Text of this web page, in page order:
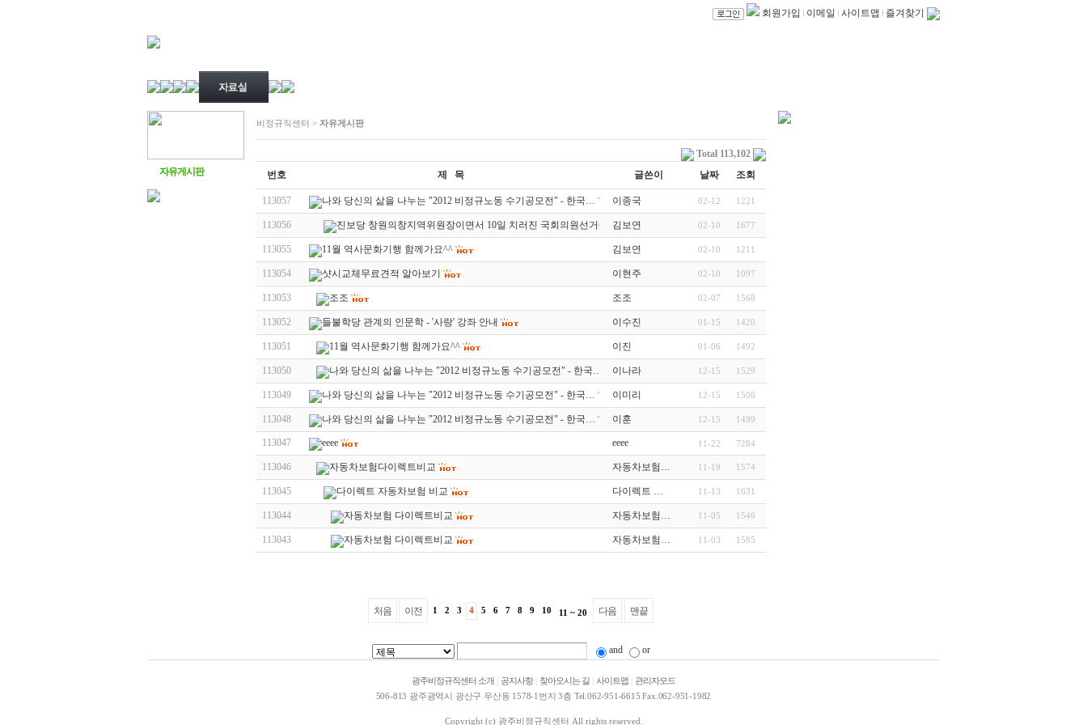
회원가입 이메일 사이트맵 즐겨찾기
자유게시판
비정규직센터 > 자유게시판
Total 113,102
번호
제 목 글쓴이 날짜 조회
113057 나와 당신의 삶을 나누는 "2012 비정규노동 수기공모전" - 한국… 이종국 02-12 1221
113056 진보당 창원의창지역위원장이면서 10일 치러진 국회의원선거에서…김보연 02-10 1677
113055 11월 역사문화기행 함께가요^^ 김보연 02-10 1211
113054 샷시교체무료견적 알아보기 이현주 02-10 1097
113053 조조 조조 02-07 1568
113052 들불학당 관계의 인문학 - '사랑' 강좌 안내 이수진 01-15 1420
113051 11월 역사문화기행 함께가요^^ 이진 01-06 1492
113050 나와 당신의 삶을 나누는 "2012 비정규노동 수기공모전" - 한국… 이나라 12-15 1529
113049 나와 당신의 삶을 나누는 "2012 비정규노동 수기공모전" - 한국… 이미리 12-15 1506
113048 나와 당신의 삶을 나누는 "2012 비정규노동 수기공모전" - 한국… 이훈 12-15 1499
113047 eeee eeee 11-22 7284
113046 자동차보험다이렉트비교 자동차보험… 11-19 1574
113045 다이렉트 자동차보험 비교 다이렉트 … 11-13 1631
113044 자동차보험 다이렉트비교 자동차보험… 11-05 1546
113043 자동차보험 다이렉트비교 자동차보험… 11-03 1585
처음 이전 1 2 3 4 5 6 7 8 9 10 11 ~ 20 다음 맨끝
and or
광주비정규직센터 소개 공지사항| 찾아오시는 길 사이트맵
관리자모드
506-813 광주광역시 광산구 우산동 1578-1번지 3층 Tel.062-951-6615 Fax.062-951-1982
Copyright (c) 광주비졍규직센터 All rights reserved.